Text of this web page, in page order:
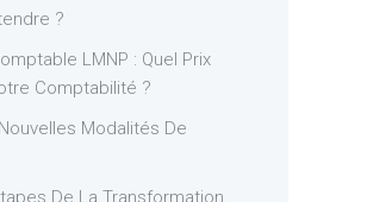
?
LMNP : Quel Prix
Comptabilité ?
Modalités De
De La Transformation,